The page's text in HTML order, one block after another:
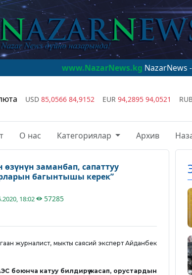
www.NazarNews.kgNazarNews - дүйнө
USD 85,0566 84,9152 EUR 94,2895 94,0521
О нас Категориялар Архив
заманбап, сапаттуу
багынтышы керек”
18:02
57285
журналист, мыкты саясий эксперт Айданбек
боюнча катуу билдирүү жасап, орустардын